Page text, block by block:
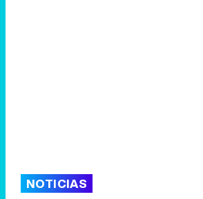
NOTICIAS